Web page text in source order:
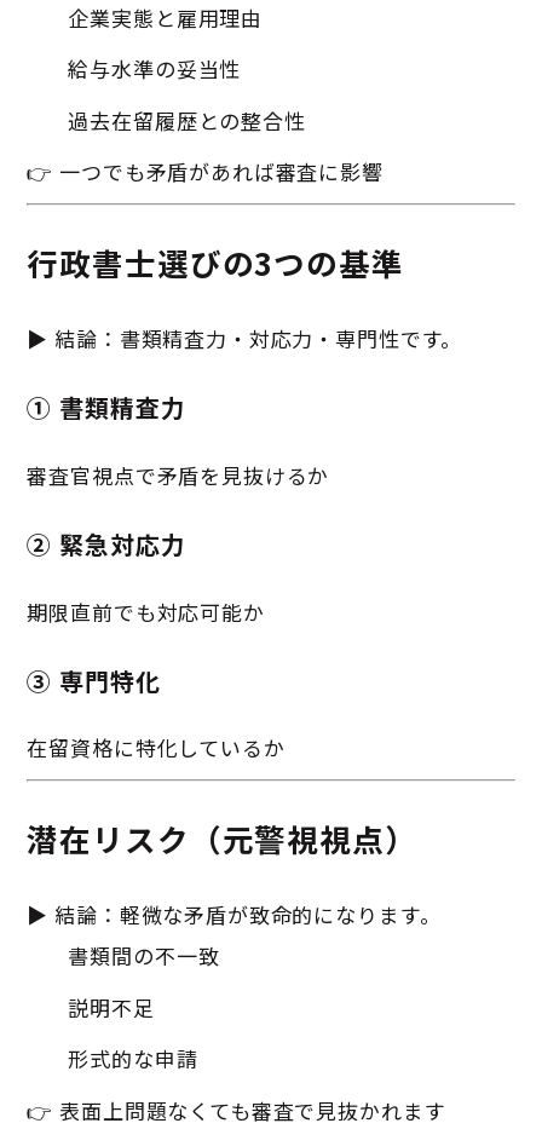
企業実態と雇用理由
給与水準の妥当性
過去在留履歴との整合性
👉 一つでも矛盾があれば審査に影響
行政書士選びの3つの基準
▶ 結論：書類精査力・対応力・専門性です。
① 書類精査力
審査官視点で矛盾を見抜けるか
② 緊急対応力
期限直前でも対応可能か
③ 専門特化
在留資格に特化しているか
潜在リスク（元警視視点）
▶ 結論：軽微な矛盾が致命的になります。
書類間の不一致
説明不足
形式的な申請
👉 表面上問題なくても審査で見抜かれます